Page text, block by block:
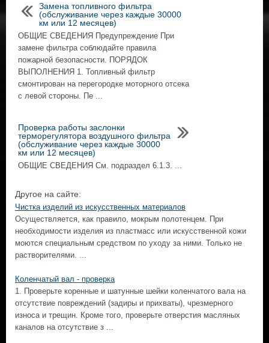
Замена топливного фильтра
(обслуживание через каждые 30000
км или 12 месяцев)
ОБЩИЕ СВЕДЕНИЯ Предупреждение При
замене фильтра соблюдайте правила
пожарной безопасности. ПОРЯДОК
ВЫПОЛНЕНИЯ 1. Топливный фильтр
смонтирован на перегородке моторного отсека
с левой стороны. Пе ...
Проверка работы заслонки
терморегулятора воздушного фильтра
(обслуживание через каждые 30000
км или 12 месяцев)
ОБЩИЕ СВЕДЕНИЯ См. подраздел 6.1.3. ...
Другое на сайте:
Чистка изделий из искусственных материалов
Осуществляется, как правило, мокрым полотенцем. При
необходимости изделия из пластмасс или искусственной кожи
моются специальным средством по уходу за ними. Только не
растворителями. ...
Коленчатый вал - проверка
1. Проверьте коренные и шатунные шейки коленчатого вала на
отсутствие повреждений (задиры и прихваты), чрезмерного
износа и трещин. Кроме того, проверьте отверстия масляных
каналов на отсутствие з ...